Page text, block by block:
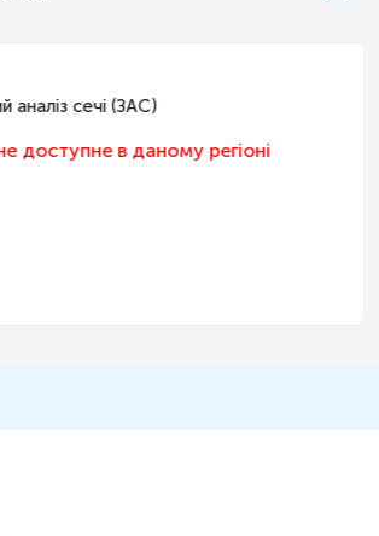
аналіз сечі (ЗАС)
доступне в даному регіоні